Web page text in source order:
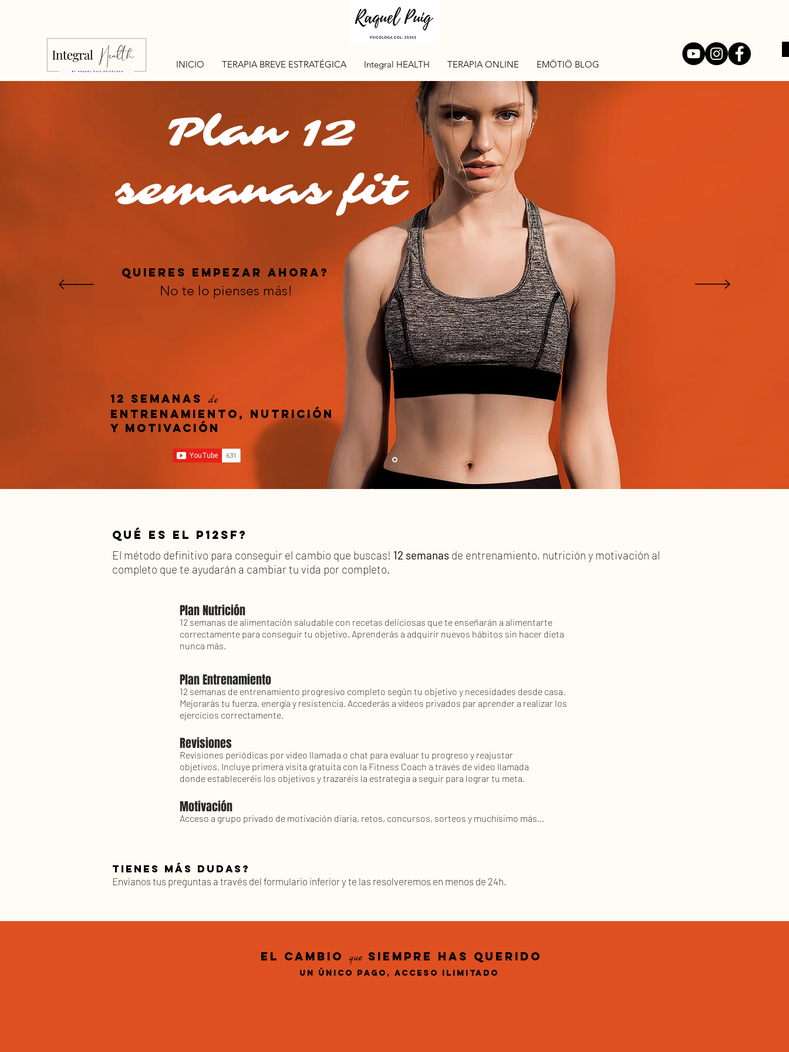
INICIO TERAPIA BREVE ESTRATÉGICA Integral HEALTH TERAPIA ONLINE EMÖTIÖ BLOG
Plan 12
semanas fit
Quieres empezar ahora?
No te lo pienses más!
12 semanas de
entrenamiento, nutrición
y motivación
Qué es el p12sf?
El método definitivo para conseguir el cambio que buscas! 12 semanas de entrenamiento, nutrición y motivación al
completo que te ayudarán a cambiar tu vida por completo.
Plan Nutrición
12 semanas de alimentación saludable con recetas deliciosas que te enseñarán a alimentarte
correctamente para conseguir tu objetivo. Aprenderás a adquirir nuevos hábitos sin hacer dieta
nunca más.
Plan Entrenamiento
12 semanas de entrenamiento progresivo completo según tu objetivo y necesidades desde casa.
Mejorarás tu fuerza, energía y resistencia. Accederás a vídeos privados par aprender a realizar los
ejercicios correctamente.
Revisiones
Revisiones periódicas por video llamada o chat para evaluar tu progreso y reajustar
objetivos. Incluye primera visita gratuita con la Fitness Coach a través de video llamada
donde estableceréis los objetivos y trazaréis la estrategia a seguir para lograr tu meta.
Motivación
Acceso a grupo privado de motivación diaria, retos, concursos, sorteos y muchísimo más...
Tienes más dudas?
Envíanos tus preguntas a través del formulario inferior y te las resolveremos en menos de 24h.
El cambio que siempre has querido
Un único pago, acceso ilimitado